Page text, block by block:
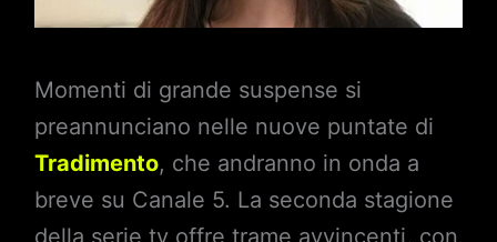
Momenti di grande suspense si
preannunciano nelle nuove puntate di
Tradimento, che andranno in onda a
breve su Canale 5. La seconda stagione